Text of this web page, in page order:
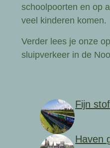
schoolpoorten en op
veel kinderen komen.
Verder lees je onze
sluipverkeer in de
Fijn stof
Haven